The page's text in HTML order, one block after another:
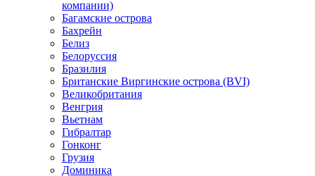
компании)
Багамские острова
Бахрейн
Белиз
Белоруссия
Бразилия
Британские Виргинские острова (BVI)
Великобритания
Венгрия
Вьетнам
Гибралтар
Гонконг
Грузия
Доминика